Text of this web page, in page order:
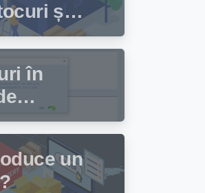
și
să
în
un